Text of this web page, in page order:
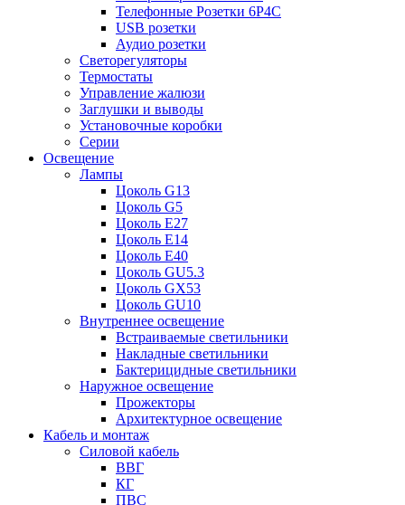
Телефонные Розетки 6P4C
USB розетки
Аудио розетки
Светорегуляторы
Термостаты
Управление жалюзи
Заглушки и выводы
Установочные коробки
Серии
Освещение
Лампы
Цоколь G13
Цоколь G5
Цоколь E27
Цоколь E14
Цоколь E40
Цоколь GU5.3
Цоколь GX53
Цоколь GU10
Внутреннее освещение
Встраиваемые светильники
Накладные светильники
Бактерицидные светильники
Наружное освещение
Прожекторы
Архитектурное освещение
Кабель и монтаж
Силовой кабель
ВВГ
КГ
ПВС